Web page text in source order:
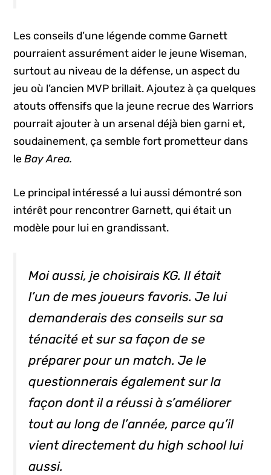
Les conseils d’une légende comme Garnett
pourraient assurément aider le jeune Wiseman,
surtout au niveau de la défense, un aspect du
jeu où l’ancien MVP brillait. Ajoutez à ça quelques
atouts offensifs que la jeune recrue des Warriors
pourrait ajouter à un arsenal déjà bien garni et,
soudainement, ça semble fort prometteur dans
leBay Area.
Le principal intéressé a lui aussi démontré son
intérêt pour rencontrer Garnett, qui était un
modèle pour lui en grandissant.
Moi aussi, je choisirais KG. Il était
l’un de mes joueurs favoris. Je lui
demanderais des conseils sur sa
ténacité et sur sa façon de se
préparer pour un match. Je le
questionnerais également sur la
façon dont il a réussi à s’améliorer
tout au long de l’année, parce qu’il
vient directement duhigh schoollui
aussi.